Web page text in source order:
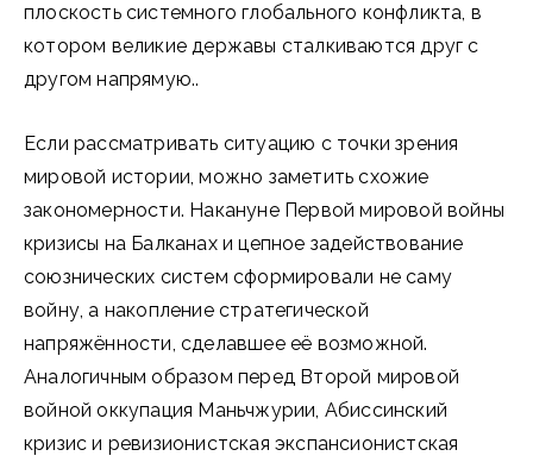
плоскость системного глобального конфликта, в
котором великие державы сталкиваются друг с
другом напрямую..
Если рассматривать ситуацию с точки зрения
мировой истории, можно заметить схожие
закономерности. Накануне Первой мировой войны
кризисы на Балканах и цепное задействование
союзнических систем сформировали не саму
войну, а накопление стратегической
напряжённости, сделавшее её возможной.
Аналогичным образом перед Второй мировой
войной оккупация Маньчжурии, Абиссинский
кризис и ревизионистская экспансионистская